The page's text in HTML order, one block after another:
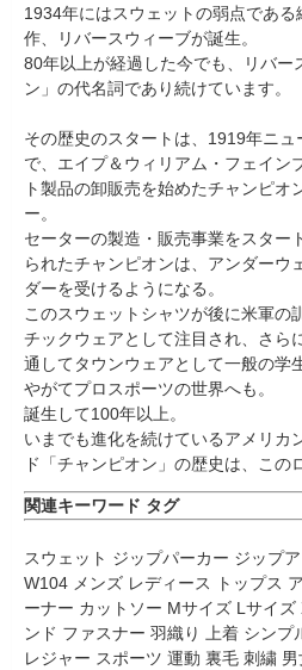
1934年にはスウェットの弱点である
作、リバースウィーブが誕生。
80年以上が経過した今でも、リバー
ン」の代名詞であり続けています。
その歴史のスタートは、1919年ニ
で、エイプ＆ウィリアム・フェイン
ト製品の卸販売を始めたチャンピオ
ー。
セーターの製造・販売事業をスター
られたチャンピオンは、アンダーウ
ダーを受けるようになる。
このスウェットシャツが後に米軍の
チックウェアとして注目され、さら
通してタウンウェアとして一般の学
やがてプロスポーツの世界へも。
誕生して100年以上。
いまでも進化を続けているアメリカ
ド「チャンピオン」の歴史は、この
関連キーワード タグ
スウェット ジップパーカー ジップ
W104 メンズ レディース トップス
ーナー カットソー Mサイズ Lサイ
ンド ファスナー 羽織り 上着 シンプ
レジャー スポーツ 運動 裏毛 刺繍